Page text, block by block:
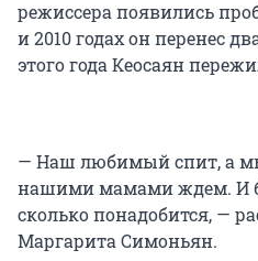
режиссера появились
и 2010 годах он перенес
этого года Кеосаян
— Наш любимый спит, а
нашими мамами ждем. И
сколько понадобится, —
Маргарита Симоньян.